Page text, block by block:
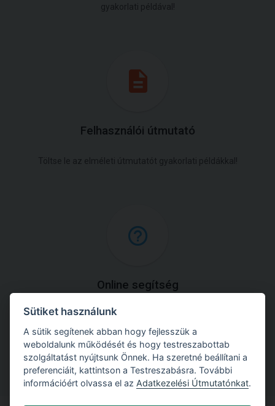
gyakorlati példával!
Felhasználói útmutató
Töltse le az elméleti útmutatót gyakorlati példákkal!
Online segítség
Tekintse meg a szoftver alapját képező módszerek
részletes bemutatását!
Sütiket használunk
A sütik segítenek abban hogy fejlesszük a
weboldalunk működését és hogy testreszabottab
szolgáltatást nyújtsunk Önnek. Ha szeretné beállítani a
preferenciáit, kattintson a Testreszabásra. További
információért olvassa el az Adatkezelési Útmutatónkat.